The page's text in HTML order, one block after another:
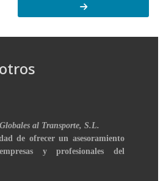
al Transporte, S.L.
de ofrecer un asesoramiento
y profesionales del